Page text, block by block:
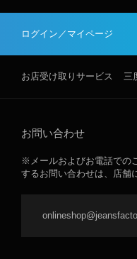
ログイン／マイページ
お店受け取りサービス 三
お問い合わせ
※メールおよびお電話での
するお問い合わせは、店舗